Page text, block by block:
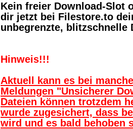
Kein freier Download-Slot
dir jetzt bei Filestore.to
unbegrenzte, blitzschnelle
Hinweis!!!
Aktuell kann es bei
Meldungen "Unsicherer
Dateien können trotzdem
wurde zugesichert, dass
wird und es bald behoben